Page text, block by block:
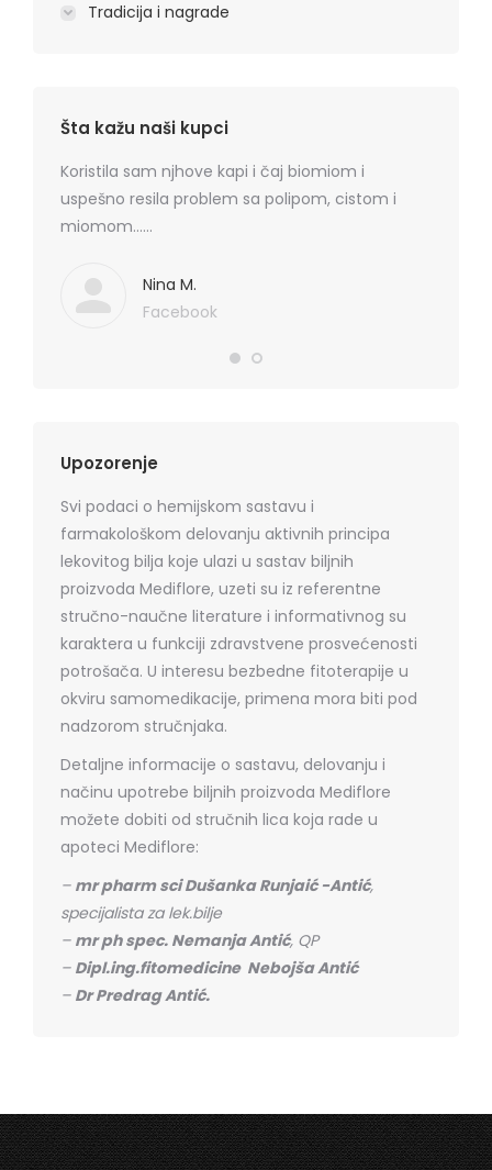
Tradicija i nagrade
Šta kažu naši kupci
Koristila sam njhove kapi i čaj biomiom i
uspešno resila problem sa polipom, cistom i
miomom……
Nina M.
Facebook
Upozorenje
Svi podaci o hemijskom sastavu i
farmakološkom delovanju aktivnih principa
lekovitog bilja koje ulazi u sastav biljnih
proizvoda Mediflore, uzeti su iz referentne
stručno-naučne literature i informativnog su
karaktera u funkciji zdravstvene prosvećenosti
potrošača. U interesu bezbedne fitoterapije u
okviru samomedikacije, primena mora biti pod
nadzorom stručnjaka.
Detaljne informacije o sastavu, delovanju i
načinu upotrebe biljnih proizvoda Mediflore
možete dobiti od stručnih lica koja rade u
apoteci Mediflore:
– mr pharm sci Dušanka Runjaić -Antić,
specijalista za lek.bilje
– mr ph spec. Nemanja Antić, QP
– Dipl.ing.fitomedicine Nebojša Antić
– Dr Predrag Antić.